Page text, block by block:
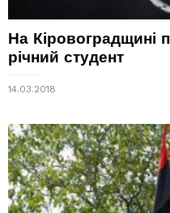
На Кіровоградщині
річний студент
14.03.2018